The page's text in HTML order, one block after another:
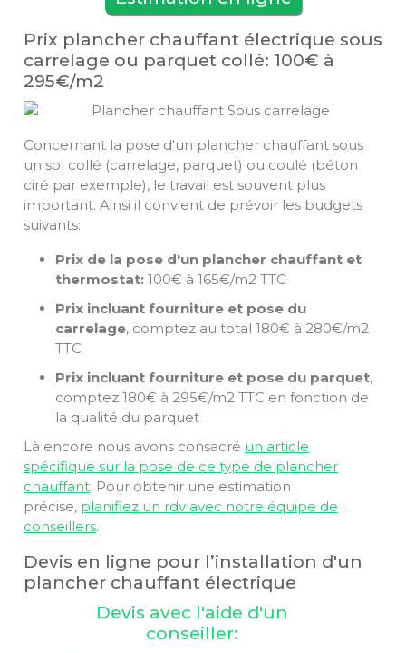
Prix plancher chauffant électrique sous
carrelage ou parquet collé: 100€ à
295€/m2
Concernant la pose d'un plancher chauffant sous
un sol collé (carrelage, parquet) ou coulé (béton
ciré par exemple), le travail est souvent plus
important. Ainsi il convient de prévoir les budgets
suivants:
Prix de la pose d'un plancher chauffant et
thermostat: 100€ à 165€/m2 TTC
Prix incluant fourniture et pose du
carrelage, comptez au total 180€ à 280€/m2
TTC
Prix incluant fourniture et pose du parquet,
comptez 180€ à 295€/m2 TTC en fonction de
la qualité du parquet
Là encore nous avons consacré un article
spécifique sur la pose de ce type de plancher
chauffant. Pour obtenir une estimation
précise, planifiez un rdv avec notre équipe de
conseillers.
Devis en ligne pour l’installation d'un
plancher chauffant électrique
Devis avec l'aide d'un
conseiller: